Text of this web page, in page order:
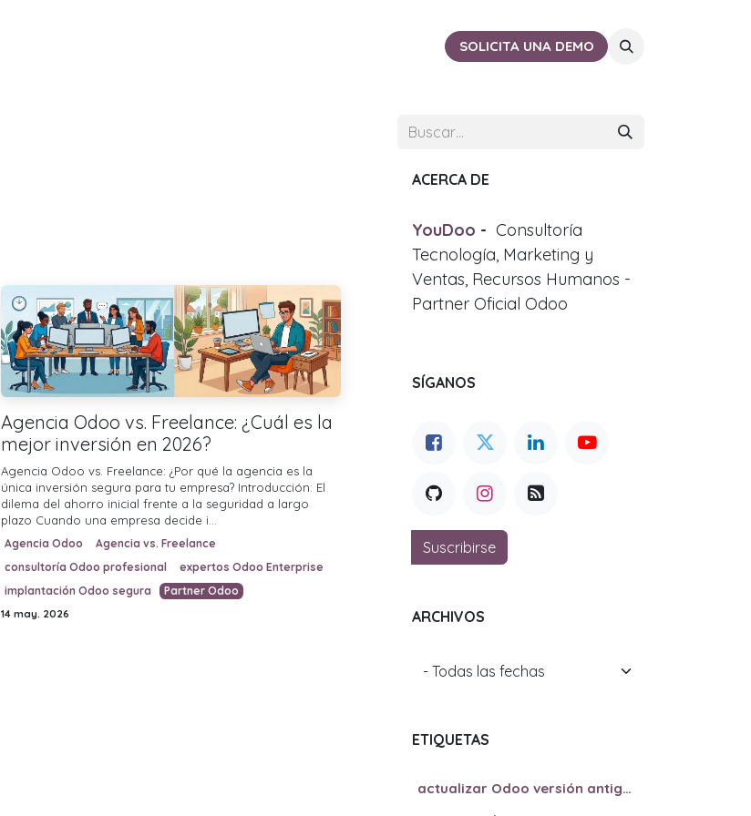
CERCA DE TISOLICITA UNA DEMO
Agencia Odoo vs. Freelance: ¿Cuál es la
mejor inversión en 2026?
Agencia Odoo vs. Freelance: ¿Por qué la agencia es la
única inversión segura para tu empresa? Introducción: El
dilema del ahorro inicial frente a la seguridad a largo
plazo Cuando una empresa decide i...
Agencia Odoo
Agencia vs. Freelance
consultoría Odoo profesional
expertos Odoo Enterprise
implantación Odoo segura
Partner Odoo
14 may. 2026
ACERCA DE
YouDoo - Consultoría
Tecnología, Marketing y
Ventas, Recursos Humanos -
Partner Oficial Odoo
SÍGANOS
Suscribirse
ARCHIVOS
ETIQUETAS
actualizar Odoo versión antigua